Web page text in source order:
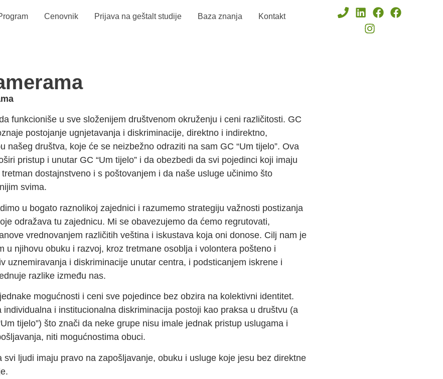
Cenovnik Prijava na geštalt studije Baza znanja Kontakt
funkcioniše u sve složenijem društvenom okruženju i ceni različitosti. GC
postojanje ugnjetavanja i diskriminacije, direktno i indirektno,
našeg društva, koje će se neizbežno odraziti na sam GC “Um tijelo”. Ova
pristup i unutar GC “Um tijelo” i da obezbedi da svi pojedinci koji imaju
dostajnstveno i s poštovanjem i da naše usluge učinimo što
svima.
u bogato raznolikoj zajednici i razumemo strategiju važnosti postizanja
odražava tu zajednicu. Mi se obavezujemo da ćemo regrutovati,
vrednovanjem različitih veština i iskustava koja oni donose. Cilj nam je
u njihovu obuku i razvoj, kroz tretmane osoblja i volontera pošteno i
uznemiravanja i diskriminacije unutar centra, i podsticanjem iskrene i
razlike između nas.
mogućnosti i ceni sve pojedince bez obzira na kolektivni identitet.
individualna i institucionalna diskriminacija postoji kao praksa u društvu (a
tijelo”) što znači da neke grupe nisu imale jednak pristup uslugama i
niti mogućnostima obuci.
svi ljudi imaju pravo na zapošljavanje, obuku i usluge koje jesu bez direktne